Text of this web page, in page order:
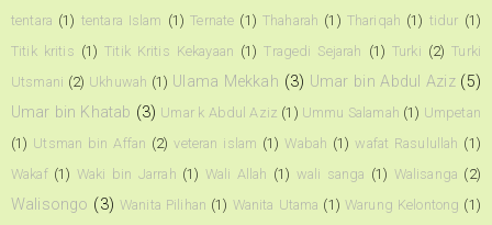
tentara (1) tentara Islam (1) Ternate (1) Thaharah (1) Thariqah (1) tidur (1)
Titik kritis (1) Titik Kritis Kekayaan (1) Tragedi Sejarah (1) Turki (2) Turki
Utsmani (2) Ukhuwah (1) Ulama Mekkah (3) Umar bin Abdul Aziz (5)
Umar bin Khatab (3) Umar k Abdul Aziz (1) Ummu Salamah (1) Umpetan
(1) Utsman bin Affan (2) veteran islam (1) Wabah (1) wafat Rasulullah (1)
Wakaf (1) Waki bin Jarrah (1) Wali Allah (1) wali sanga (1) Walisanga (2)
Walisongo (3) Wanita Pilihan (1) Wanita Utama (1) Warung Kelontong (1)